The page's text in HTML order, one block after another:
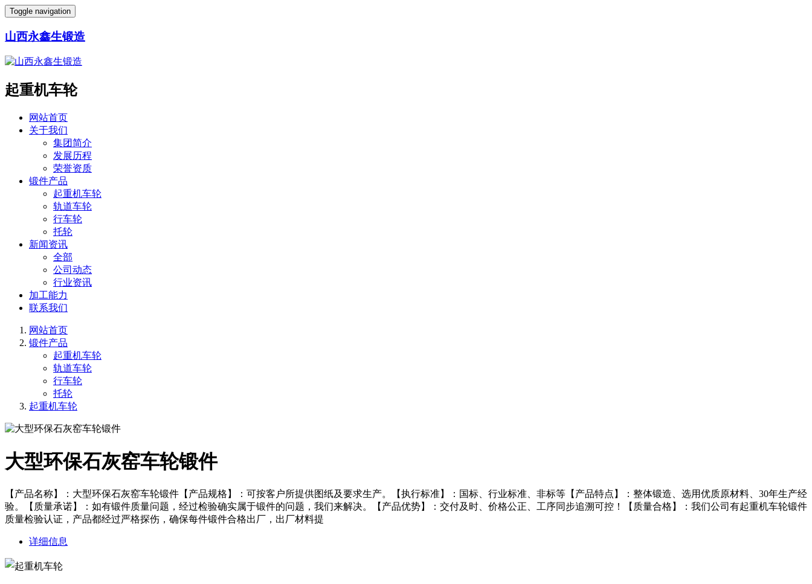
Toggle navigation
山西永鑫生锻造
起重机车轮
网站首页
关于我们
集团简介
发展历程
荣誉资质
锻件产品
起重机车轮
轨道车轮
行车轮
托轮
新闻资讯
全部
公司动态
行业资讯
加工能力
联系我们
网站首页
锻件产品
起重机车轮
轨道车轮
行车轮
托轮
起重机车轮
大型环保石灰窑车轮锻件
【产品名称】：大型环保石灰窑车轮锻件【产品规格】：可按客户所提供图纸及要求生产。【执行标准】：国标、行业标准、非标等【产品特点】：整体锻造、选用优质原材料、30年生产经
验。【质量承诺】：如有锻件质量问题，经过检验确实属于锻件的问题，我们来解决。【产品优势】：交付及时、价格公正、工序同步追溯可控！【质量合格】：我们公司有起重机车轮锻件
质量检验认证，产品都经过严格探伤，确保每件锻件合格出厂，出厂材料提
详细信息